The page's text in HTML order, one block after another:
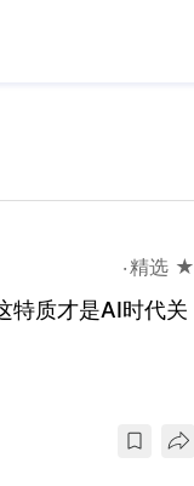
精选 ★
特质才是AI时代关